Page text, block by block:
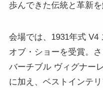
歩んできた伝統と革新
会場では、1931年式 V4
オブ・ショーを受賞。
バーチブル ヴィグナー
に加え、ベストインテ